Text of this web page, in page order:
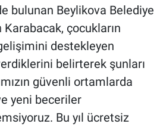
bulunan Beylikova Belediye
Karabacak, çocukların
destekleyen
belirterek şunları
güvenli ortamlarda
yeni beceriler
Bu yıl ücretsiz